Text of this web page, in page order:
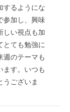
するようにな
参加し、興味
しい視点も加
とても勉強に
週のテーマも
ます。いつも
うございま